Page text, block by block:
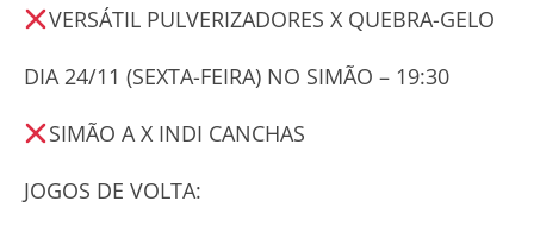
VERSÁTIL PULVERIZADORES X QUEBRA-GELO
DIA 24/11 (SEXTA-FEIRA) NO SIMÃO – 19:30
SIMÃO A X INDI CANCHAS
JOGOS DE VOLTA: